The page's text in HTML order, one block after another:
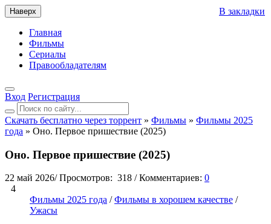
Наверх
Главная
Фильмы
Сериалы
Правообладателям
Вход Регистрация
Скачать бесплатно через торрент » Фильмы » Фильмы 2025
года » Оно. Первое пришествие (2025)
Оно. Первое пришествие (2025)
В закладки
22 май 2026/ Просмотров: 318 / Комментариев: 0
4
Фильмы 2025 года /Фильмы в хорошем качестве /
Ужасы